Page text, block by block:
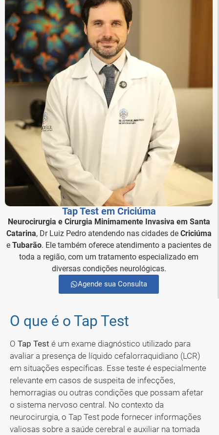
Tap Test em Criciúma
Neurocirurgia e Cirurgia Minimamente Invasiva em Santa
Catarina, Dr Luiz Pedro atendendo nas cidades de Criciúma
e Tubarão. Ele também oferece atendimento a pacientes de
toda a região, com um tratamento especializado em
diversas condições neurológicas.
Agende sua Consulta
O que é o Tap Test
O Tap Test é um exame diagnóstico utilizado para
avaliar a presença de líquido cefalorraquidiano (LCR)
em situações específicas. Esse teste é especialmente
relevante em casos de suspeita de infecções,
hemorragias ou outras condições que possam afetar
o sistema nervoso central. No contexto da
neurocirurgia, o Tap Test pode fornecer informações
valiosas sobre a saúde cerebral e auxiliar na tomada